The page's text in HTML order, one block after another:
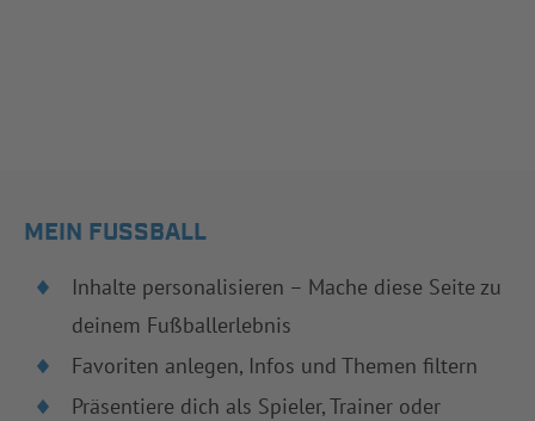
MEIN FUSSBALL
Inhalte personalisieren – Mache diese Seite zu
deinem Fußballerlebnis
Favoriten anlegen, Infos und Themen filtern
Präsentiere dich als Spieler, Trainer oder